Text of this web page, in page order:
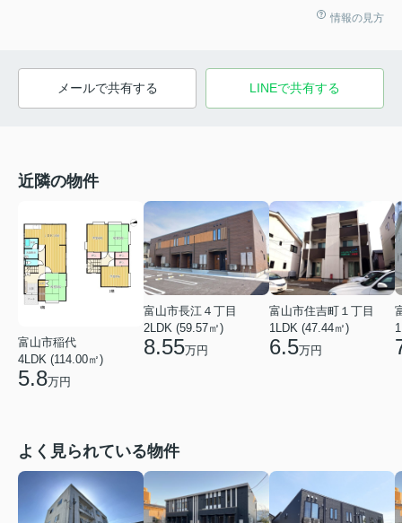
情報の見方
メールで共有する LINEで共有する
近隣の物件
富山市稲代
4LDK (114.00㎡)
5.8万円
富山市長江４丁目
2LDK (59.57㎡)
8.55万円
富山市住吉町１丁目
1LDK (47.44㎡)
6.5万円
よく見られている物件